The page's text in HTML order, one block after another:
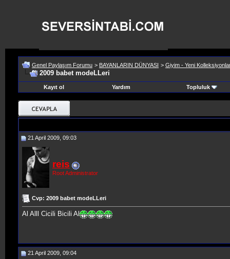
Genel Paylaşım Forumu > BAYANLARIN DÜNYASI > Giyim - Yeni
2009 babet modeLLeri
Kayıt ol Yardım Topluluk
21 April 2009, 09:03
reis
Root Administrator
Cvp: 2009 babet modeLLeri
Al Alll Cicili Bicili Al
21 April 2009, 09:04